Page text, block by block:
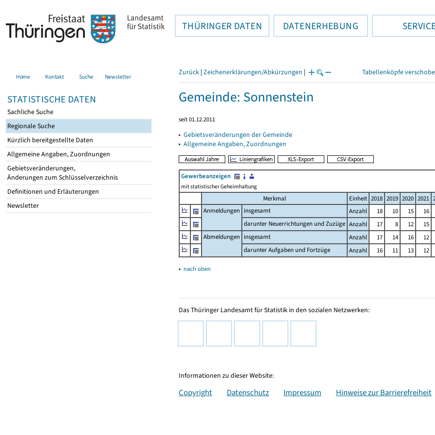
THÜRINGER DATEN DATENERHEBUNG
Home Kontakt Suche Newsletter
STATISTISCHE DATEN
Sachliche Suche
Regionale Suche
Kürzlich bereitgestellte Daten
Allgemeine Angaben, Zuordnungen
Gebietsveränderungen,
Änderungen zum Schlüsselverzeichnis
Definitionen und Erläuterungen
Newsletter
Zurück | Zeichenerklärungen/Abkürzungen | Tabellenköpfe
Gemeinde: Sonnenstein
seit 01.12.2011
▸ Gebietsveränderungen der Gemeinde
▸ Allgemeine Angaben, Zuordnungen
Gewerbeanzeigen
mit statistischer Geheimhaltung
Merkmal Einheit 2018 2019 2020 2021
Anmeldungen insgesamt Anzahl 18 10 15 16
darunter Neuerrichtungen und Zuzüge Anzahl 17 8 12 15
Abmeldungen insgesamt Anzahl 17 14 16 12
darunter Aufgaben und Fortzüge
Anzahl 16 11 13 12
▴ nach oben
Das Thüringer Landesamt für Statistik in den sozialen Netzwerken:
Informationen zu dieser Website:
Copyright Datenschutz Impressum Hinweise zur Barrierefreiheit